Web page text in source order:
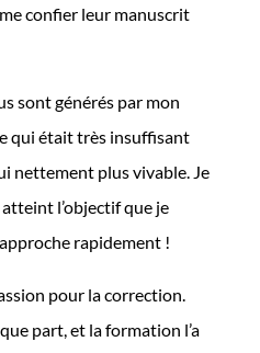
confier leur manuscrit
sont générés par mon
qui était très insuffisant
nettement plus vivable. Je
l’objectif que je
approche rapidement !
pour la correction.
part, et la formation l’a